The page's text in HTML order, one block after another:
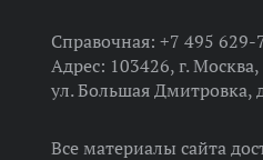
Справочная: +7 495 629-
Адрес: 103426, г. Москва,
ул. Большая Дмитровка,
Все материалы сайта